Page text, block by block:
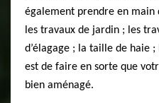
également prendre en main
les travaux de jardin ; les
d’élagage ; la taille de haie
est de faire en sorte que
bien aménagé.